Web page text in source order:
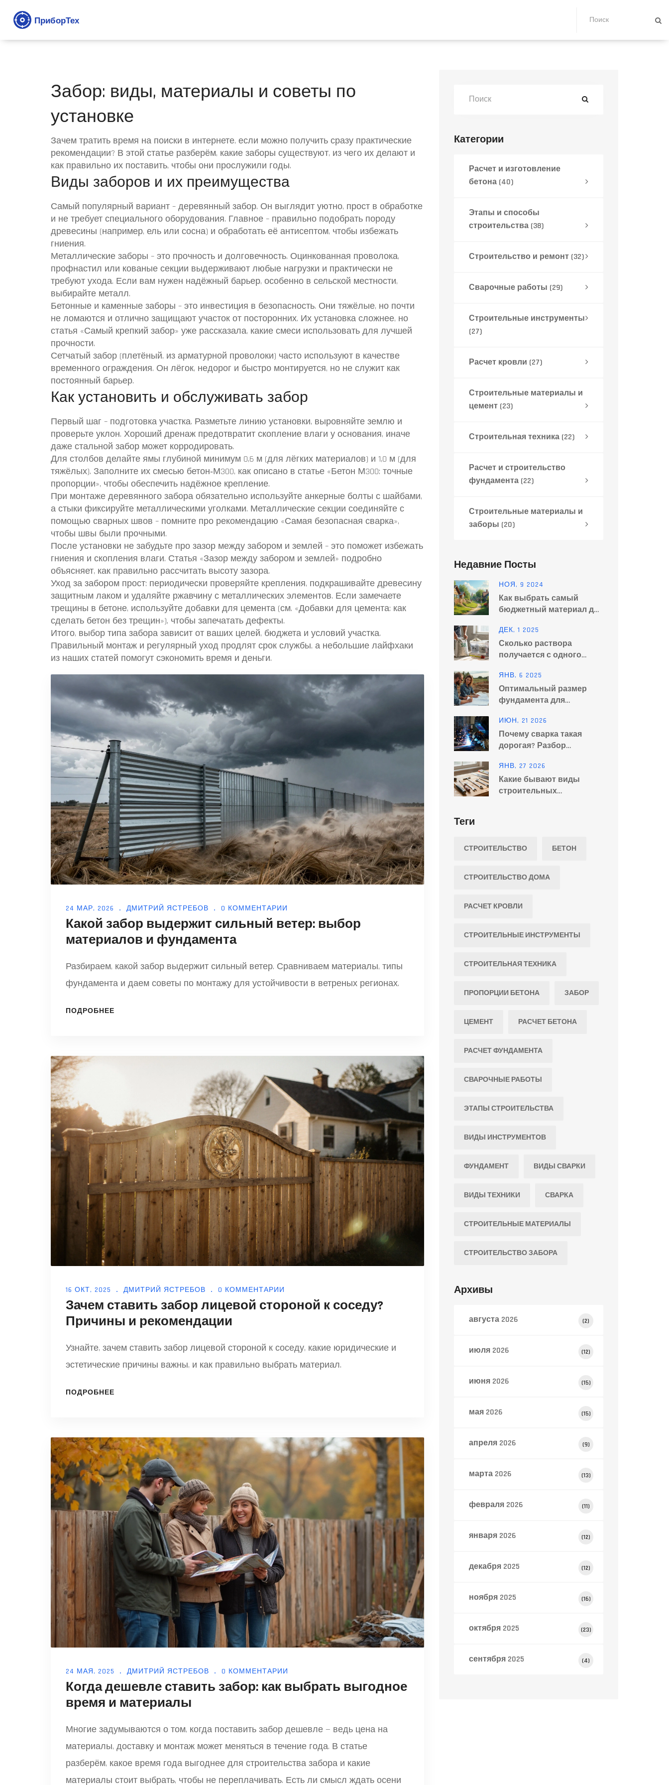
Забор: виды, материалы и советы по
установке
Зачем тратить время на поиски в интернете, если можно получить сразу практические
рекомендации? В этой статье разберём, какие заборы существуют, из чего их делают и
как правильно их поставить, чтобы они прослужили годы.
Виды заборов и их преимущества
Самый популярный вариант – деревянный забор. Он выглядит уютно, прост в обработке
и не требует специального оборудования. Главное – правильно подобрать породу
древесины (например, ель или сосна) и обработать её антисептом, чтобы избежать
гниения.
Металлические заборы – это прочность и долговечность. Оцинкованная проволока,
профнастил или кованые секции выдерживают любые нагрузки и практически не
требуют ухода. Если вам нужен надёжный барьер, особенно в сельской местности,
выбирайте металл.
Бетонные и каменные заборы – это инвестиция в безопасность. Они тяжёлые, но почти
не ломаются и отлично защищают участок от посторонних. Их установка сложнее, но
статья «Самый крепкий забор» уже рассказала, какие смеси использовать для лучшей
прочности.
Сетчатый забор (плетёный, из арматурной проволоки) часто используют в качестве
временного ограждения. Он лёгок, недорог и быстро монтируется, но не служит как
постоянный барьер.
Как установить и обслуживать забор
Первый шаг – подготовка участка. Разметьте линию установки, выровняйте землю и
проверьте уклон. Хороший дренаж предотвратит скопление влаги у основания, иначе
даже стальной забор может корродировать.
Для столбов делайте ямы глубиной минимум 0,6 м (для лёгких материалов) и 1,0 м (для
тяжёлых). Заполните их смесью бетон‑М300, как описано в статье «Бетон М300: точные
пропорции», чтобы обеспечить надёжное крепление.
При монтаже деревянного забора обязательно используйте анкерные болты с шайбами,
а стыки фиксируйте металлическими уголками. Металлические секции соединяйте с
помощью сварных швов – помните про рекомендацию «Самая безопасная сварка»,
чтобы швы были прочными.
После установки не забудьте про зазор между забором и землей – это поможет избежать
гниения и скопления влаги. Статья «Зазор между забором и землей» подробно
объясняет, как правильно рассчитать высоту зазора.
Уход за забором прост: периодически проверяйте крепления, подкрашивайте древесину
защитным лаком и удаляйте ржавчину с металлических элементов. Если замечаете
трещины в бетоне, используйте добавки для цемента (см. «Добавки для цемента: как
сделать бетон без трещин»), чтобы запечатать дефекты.
Итого, выбор типа забора зависит от ваших целей, бюджета и условий участка.
Правильный монтаж и регулярный уход продлят срок службы, а небольшие лайфхаки
из наших статей помогут сэкономить время и деньги.
24 МАР, 2026 ДМИТРИЙ ЯСТРЕБОВ 0 КОММЕНТАРИИ
Какой забор выдержит сильный ветер: выбор
материалов и фундамента
Разбираем, какой забор выдержит сильный ветер. Сравниваем материалы, типы
фундамента и даем советы по монтажу для устойчивости в ветреных регионах.
ПОДРОБНЕЕ
16 ОКТ, 2025 ДМИТРИЙ ЯСТРЕБОВ 0 КОММЕНТАРИИ
Зачем ставить забор лицевой стороной к соседу?
Причины и рекомендации
Узнайте, зачем ставить забор лицевой стороной к соседу, какие юридические и
эстетические причины важны, и как правильно выбрать материал.
ПОДРОБНЕЕ
24 МАЯ, 2025 ДМИТРИЙ ЯСТРЕБОВ 0 КОММЕНТАРИИ
Когда дешевле ставить забор: как выбрать выгодное
время и материалы
Многие задумываются о том, когда поставить забор дешевле — ведь цена на
материалы, доставку и монтаж может меняться в течение года. В статье
разберём, какое время года выгоднее для строительства забора и какие
материалы стоит выбрать, чтобы не переплачивать. Есть ли смысл ждать осени
Категории
Расчет и изготовление
бетона (40)
Этапы и способы
строительства (38)
Строительство и ремонт (32)
Сварочные работы (29)
Строительные инструменты
(27)
Расчет кровли (27)
Строительные материалы и
цемент (23)
Строительная техника (22)
Расчет и строительство
фундамента (22)
Строительные материалы и
заборы (20)
Недавние Посты
НОЯ, 9 2024
Как выбрать самый
бюджетный материал для
ДЕК, 1 2025
Сколько раствора
получается с одного
Расчет бетона для
строительства
ЯНВ, 6 2025
Оптимальный размер
фундамента для
ИЮН, 21 2026
Почему сварка такая
дорогая? Разбор
сварочные работы в 2026
году
ЯНВ, 27 2026
Какие бывают виды
строительных
Теги
СТРОИТЕЛЬСТВО БЕТОН
СТРОИТЕЛЬСТВО ДОМА
РАСЧЕТ КРОВЛИ
СТРОИТЕЛЬНЫЕ ИНСТРУМЕНТЫ
СТРОИТЕЛЬНАЯ ТЕХНИКА
ПРОПОРЦИИ БЕТОНА ЗАБОР
ЦЕМЕНТ РАСЧЕТ БЕТОНА
РАСЧЕТ ФУНДАМЕНТА
СВАРОЧНЫЕ РАБОТЫ
ЭТАПЫ СТРОИТЕЛЬСТВА
ВИДЫ ИНСТРУМЕНТОВ
ФУНДАМЕНТ ВИДЫ СВАРКИ
ВИДЫ ТЕХНИКИ СВАРКА
СТРОИТЕЛЬНЫЕ МАТЕРИАЛЫ
СТРОИТЕЛЬСТВО ЗАБОРА
Архивы
августа 2026 (2)
июля 2026 (12)
июня 2026 (15)
мая 2026 (15)
апреля 2026 (9)
марта 2026 (13)
февраля 2026 (11)
января 2026 (12)
декабря 2025 (12)
ноября 2025 (16)
октября 2025 (23)
сентября 2025 (4)